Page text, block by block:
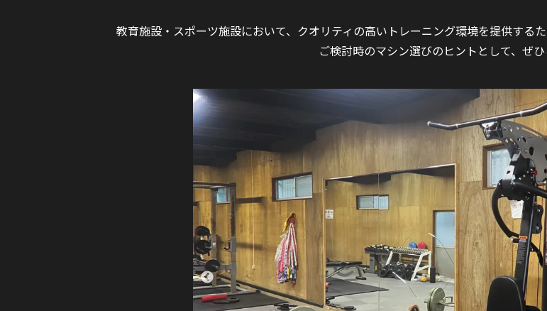
教育施設・スポーツ施設において、クオリティの高いトレーニング環境を提供する
ご検討時のマシン選びのヒントとして、ぜひ